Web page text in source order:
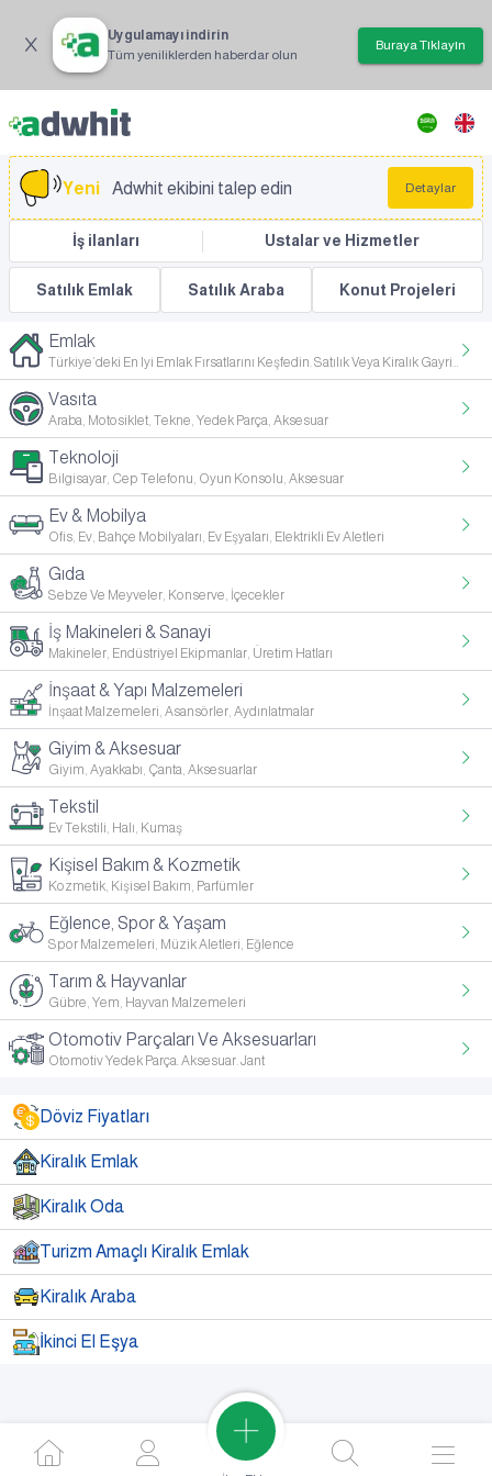
Uygulamayı indirin
Tüm yeniliklerden haberdar olun
Buraya Tıklayın
Yeni Adwhit ekibini talep edin Detaylar
İş ilanları Ustalar ve Hizmetler
Satılık Emlak Satılık Araba Konut Projeleri
Emlak
Türkiye’deki En Iyi Emlak Fırsatlarını Keşfedin. Satılık Veya Kiralık Gayrimenkul Arayışınızda, Her Ihtiyaca Ve Bütçeye Uygun Ge
Vasıta
Araba, Motosiklet, Tekne, Yedek Parça, Aksesuar
Teknoloji
Bilgisayar, Cep Telefonu, Oyun Konsolu, Aksesuar
Ev & Mobilya
Ofis, Ev, Bahçe Mobilyaları, Ev Eşyaları, Elektrikli Ev Aletleri
Gıda
Sebze Ve Meyveler, Konserve, İçecekler
İş Makineleri & Sanayi
Makineler, Endüstriyel Ekipmanlar, Üretim Hatları
İnşaat & Yapı Malzemeleri
İnşaat Malzemeleri, Asansörler, Aydınlatmalar
Giyim & Aksesuar
Giyim, Ayakkabı, Çanta, Aksesuarlar
Tekstil
Ev Tekstili, Halı, Kumaş
Kişisel Bakım & Kozmetik
Kozmetik, Kişisel Bakım, Parfümler
Eğlence, Spor & Yaşam
Spor Malzemeleri, Müzik Aletleri, Eğlence
Tarım & Hayvanlar
Gübre, Yem, Hayvan Malzemeleri
Otomotiv Parçaları Ve Aksesuarları
Otomotiv Yedek Parça. Aksesuar. Jant
Döviz Fiyatları
Kiralık Emlak
Kiralık Oda
Turizm Amaçlı Kiralık Emlak
Kiralık Araba
İkinci El Eşya